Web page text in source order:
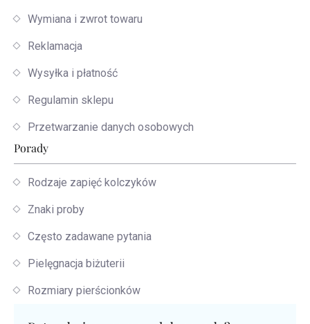
Wymiana i zwrot towaru
Reklamacja
Wysyłka i płatność
Regulamin sklepu
Przetwarzanie danych osobowych
Porady
Rodzaje zapięć kolczyków
Znaki proby
Często zadawane pytania
Pielęgnacja biżuterii
Rozmiary pierścionków